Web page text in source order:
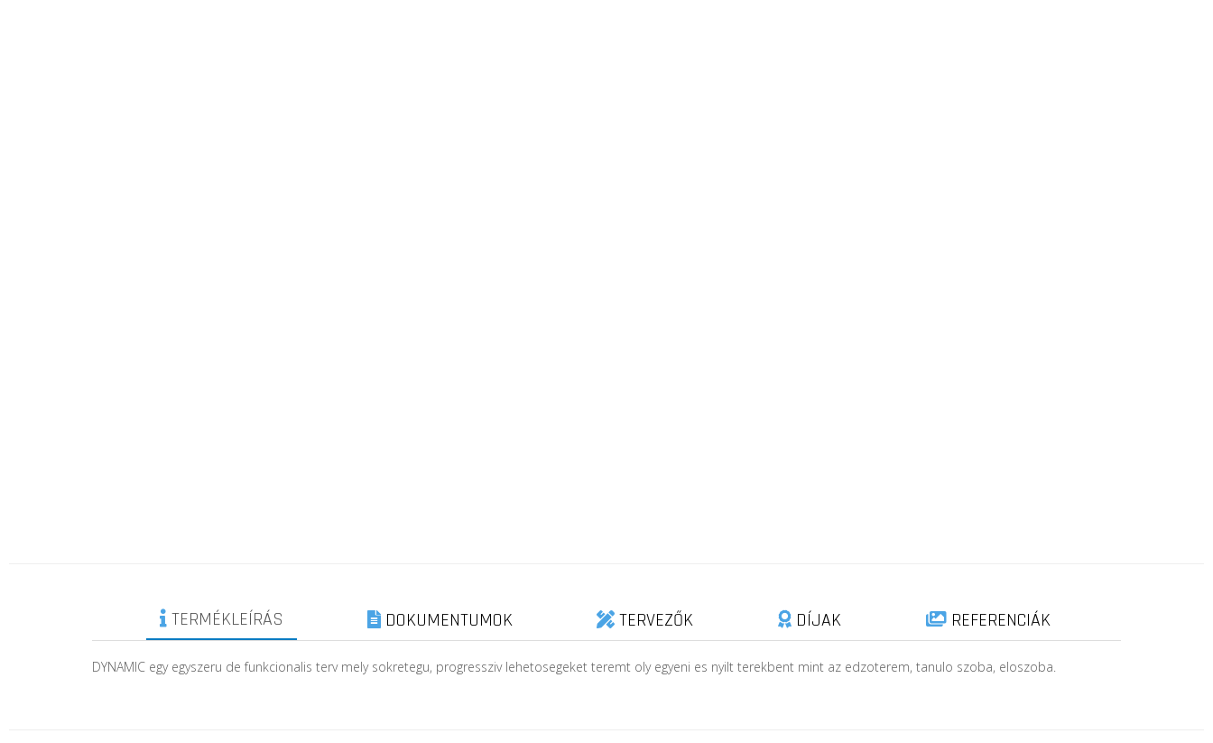
TERMÉKLEÍRÁS DOKUMENTUMOK TERVEZŐK DÍJAK REFERENCIÁK
DYNAMIC egy egyszeru de funkcionalis terv mely sokretegu, progressziv lehetosegeket teremt oly egyeni es nyilt terekbent mint az edzoterem, tanulo szoba, eloszoba.